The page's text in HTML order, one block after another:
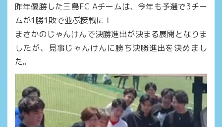
昨年優勝した三島FC Aチームは、今年も予選で3チー
ムが1勝1敗で並ぶ接戦に！
まさかのじゃんけんで決勝進出が決まる展開となりま
したが、見事じゃんけんに勝ち決勝進出を決めまし
た。